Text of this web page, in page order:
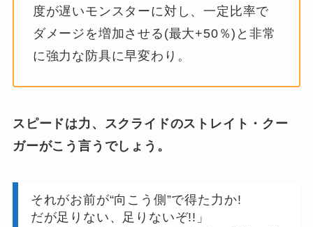
度が遅いモンスターに対し、一定比率で
ダメージを増加させる(最大+50％)と非常
に強力な防具に早変わり。
スピードは力、スクライドのストレイト・クー
ガーがこう言うでしょう。
それがお前が“向こう側”で得た力か!
だが足りない、足りないぞ!!」